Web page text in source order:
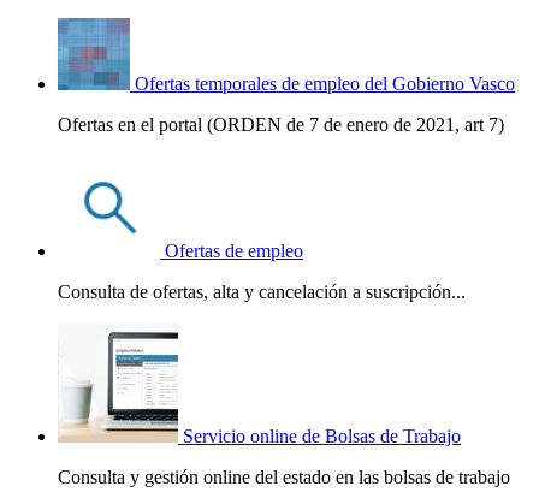
Ofertas temporales de empleo del Gobierno Vasco
Ofertas en el portal (ORDEN de 7 de enero de 2021, art 7)
Ofertas de empleo
Consulta de ofertas, alta y cancelación a suscripción...
Servicio online de Bolsas de Trabajo
Consulta y gestión online del estado en las bolsas de trabajo